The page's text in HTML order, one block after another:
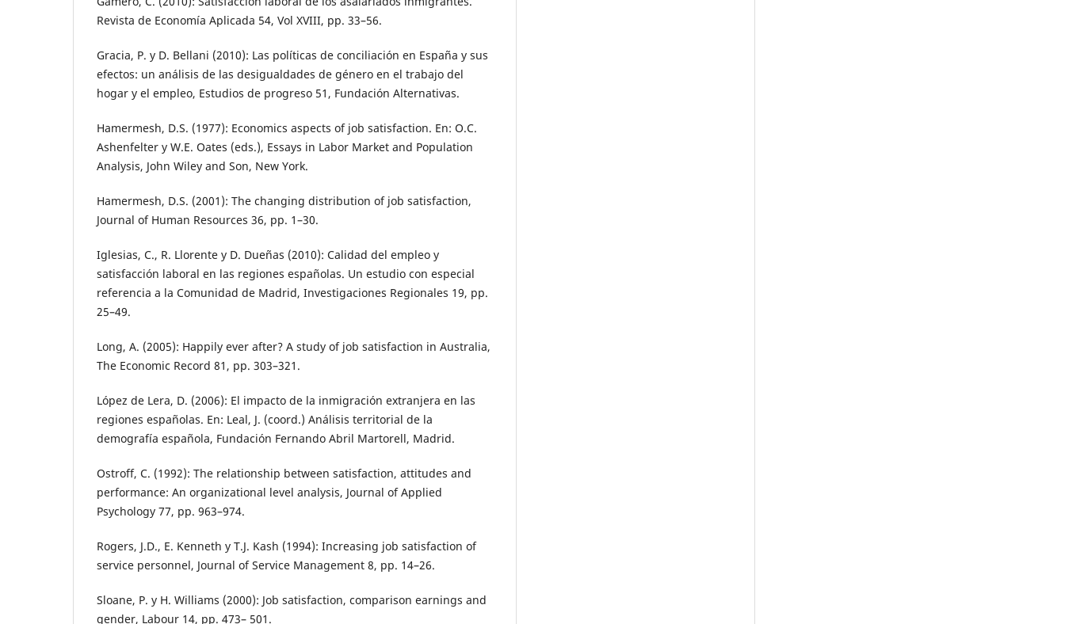
Revista de Economía Aplicada 54, Vol XVIII, pp. 33–56.
Gracia, P. y D. Bellani (2010): Las políticas de conciliación en España y sus
efectos: un análisis de las desigualdades de género en el trabajo del
hogar y el empleo, Estudios de progreso 51, Fundación Alternativas.
Hamermesh, D.S. (1977): Economics aspects of job satisfaction. En: O.C.
Ashenfelter y W.E. Oates (eds.), Essays in Labor Market and Population
Analysis, John Wiley and Son, New York.
Hamermesh, D.S. (2001): The changing distribution of job satisfaction,
Journal of Human Resources 36, pp. 1–30.
Iglesias, C., R. Llorente y D. Dueñas (2010): Calidad del empleo y
satisfacción laboral en las regiones españolas. Un estudio con especial
referencia a la Comunidad de Madrid, Investigaciones Regionales 19, pp.
25–49.
Long, A. (2005): Happily ever after? A study of job satisfaction in Australia,
The Economic Record 81, pp. 303–321.
López de Lera, D. (2006): El impacto de la inmigración extranjera en las
regiones españolas. En: Leal, J. (coord.) Análisis territorial de la
demografía española, Fundación Fernando Abril Martorell, Madrid.
Ostroff, C. (1992): The relationship between satisfaction, attitudes and
performance: An organizational level analysis, Journal of Applied
Psychology 77, pp. 963–974.
Rogers, J.D., E. Kenneth y T.J. Kash (1994): Increasing job satisfaction of
service personnel, Journal of Service Management 8, pp. 14–26.
Sloane, P. y H. Williams (2000): Job satisfaction, comparison earnings and
gender, Labour 14, pp. 473– 501.